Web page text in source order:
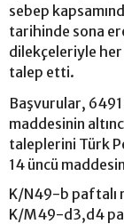
sebep
tarihinde sona
dilekçeleriyle her
talep etti.
Başvurular, 6491
maddesinin
taleplerini Türk
14 üncü
K/N49-b paftalı
K/M49-d3,d4